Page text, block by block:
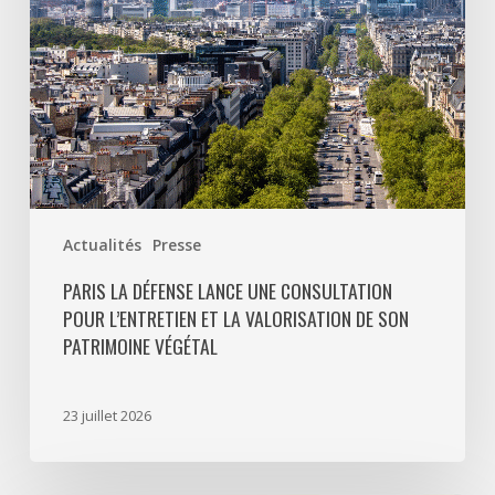
Actualités Presse
et
la
valorisation
de
son
patrimoine
végétal
PARIS LA DÉFENSE LANCE UNE CONSULTATION
POUR L’ENTRETIEN ET LA VALORISATION DE SON
PATRIMOINE VÉGÉTAL
23 juillet 2026